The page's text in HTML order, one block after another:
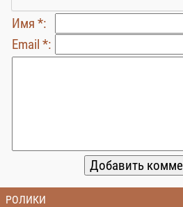
Имя *:
Email *:
РОЛИКИ